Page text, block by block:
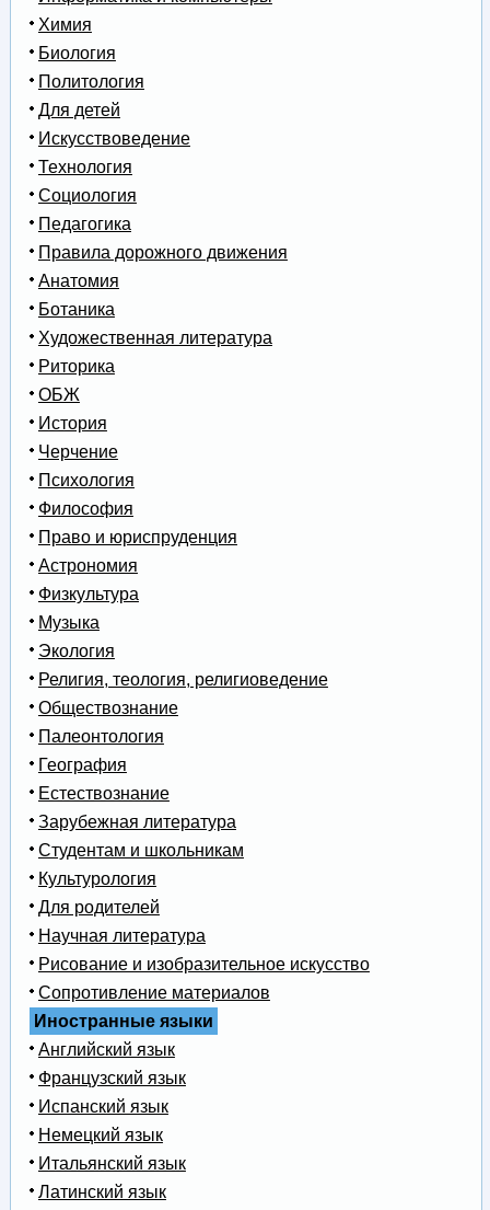
Химия
Биология
Политология
Для детей
Искусствоведение
Технология
Социология
Педагогика
Правила дорожного движения
Анатомия
Ботаника
Художественная литература
Риторика
ОБЖ
История
Черчение
Психология
Философия
Право и юриспруденция
Астрономия
Физкультура
Музыка
Экология
Религия, теология, религиоведение
Обществознание
Палеонтология
География
Естествознание
Зарубежная литература
Студентам и школьникам
Культурология
Для родителей
Научная литература
Рисование и изобразительное искусство
Сопротивление материалов
Иностранные языки
Английский язык
Французский язык
Испанский язык
Немецкий язык
Итальянский язык
Латинский язык